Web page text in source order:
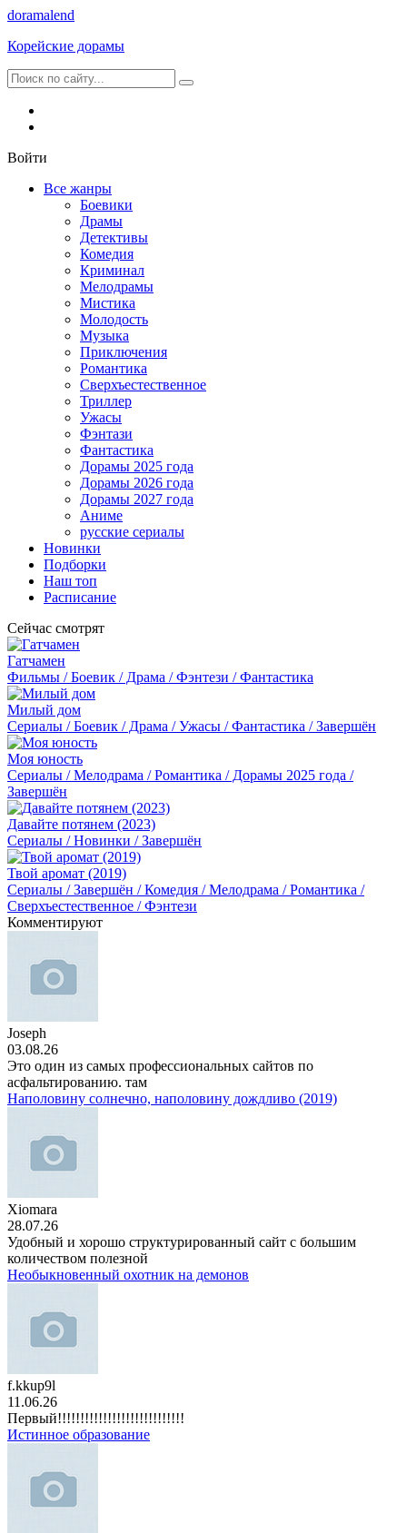
doramalend
Корейские дорамы
Войти
Все жанры
Боевики
Драмы
Детективы
Комедия
Криминал
Мелодрамы
Мистика
Молодость
Музыка
Приключения
Романтика
Сверхъестественное
Триллер
Ужасы
Фэнтази
Фантастика
Дорамы 2025 года
Дорамы 2026 года
Дорамы 2027 года
Аниме
русские сериалы
Новинки
Подборки
Наш топ
Расписание
Сейчас смотрят
Гатчамен
Фильмы / Боевик / Драма / Фэнтези / Фантастика
Милый дом
Сериалы / Боевик / Драма / Ужасы / Фантастика / Завершён
Моя юность
Сериалы / Мелодрама / Романтика / Дорамы 2025 года /
Завершён
Давайте потянем (2023)
Сериалы / Новинки / Завершён
Твой аромат (2019)
Сериалы / Завершён / Комедия / Мелодрама / Романтика /
Сверхъестественное / Фэнтези
Комментируют
Joseph
03.08.26
Это один из самых профессиональных сайтов по
асфальтированию. там
Наполовину солнечно, наполовину дождливо (2019)
Xiomara
28.07.26
Удобный и хорошо структурированный сайт с большим
количеством полезной
Необыкновенный охотник на демонов
f.kkup9l
11.06.26
Первый!!!!!!!!!!!!!!!!!!!!!!!!!!!!
Истинное образование